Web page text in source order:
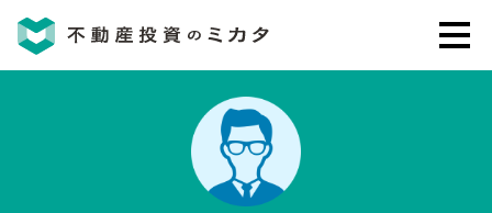
不動産投資のミカタとは